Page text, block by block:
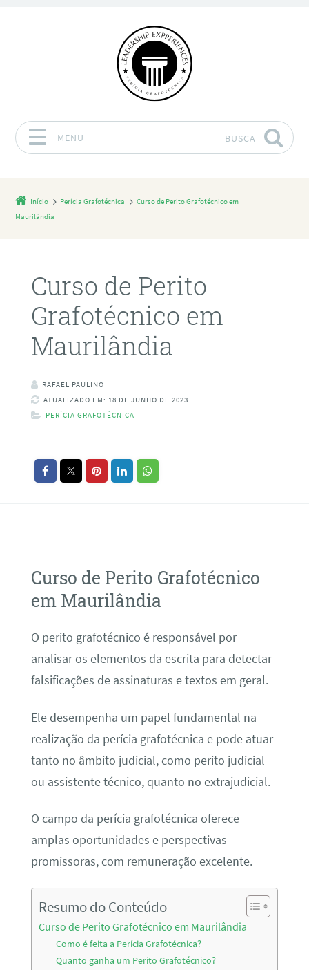
MENU BUSCA
Início Perícia Grafotécnica
Curso de Perito Grafotécnico em
Maurilândia
Curso de Perito
Grafotécnico em
Maurilândia
RAFAEL PAULINO
ATUALIZADO EM: 18 DE JUNHO DE 2023
PERÍCIA GRAFOTÉCNICA
Curso de Perito Grafotécnico
em Maurilândia
O perito grafotécnico é responsável por
analisar os elementos da escrita para detectar
falsificações de assinaturas e textos em geral.
Ele desempenha um papel fundamental na
realização da perícia grafotécnica e pode atuar
tanto no âmbito judicial, como perito judicial
ou assistente técnico, quanto no extrajudicial.
O campo da perícia grafotécnica oferece
amplas oportunidades e perspectivas
promissoras, com remuneração excelente.
Resumo do Conteúdo
Curso de Perito Grafotécnico em Maurilândia
Como é feita a Perícia Grafotécnica?
Quanto ganha um Perito Grafotécnico?